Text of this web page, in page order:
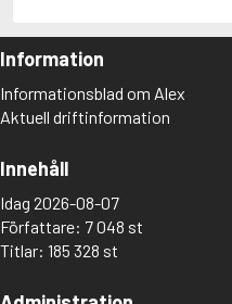
Information
Informationsblad om Alex
Aktuell driftinformation
Innehåll
Idag 2026-08-07
Författare: 7 048 st
Titlar: 185 328 st